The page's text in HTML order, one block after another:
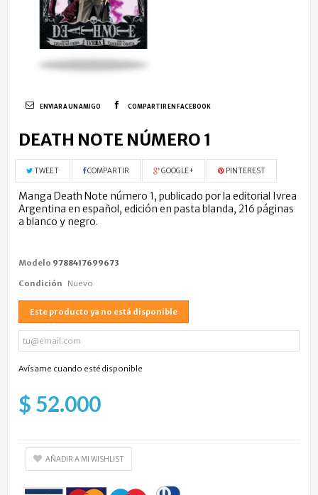
ENVIAR A UN AMIGO COMPARTIR EN FACEBOOK
DEATH NOTE NÚMERO 1
TWEET COMPARTIR GOOGLE+ PINTEREST
Manga Death Note número 1, publicado por la editorial Ivrea
Argentina en español, edición en pasta blanda, 216 páginas
a blanco y negro.
Modelo 9788417699673
Condición Nuevo
Este producto ya no está disponible
Avísame cuando esté disponible
$ 52.000
AÑADIR A MI WISHLIST